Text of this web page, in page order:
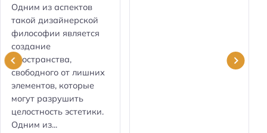
Одним из аспектов
такой дизайнерской
философии является
создание
пространства,
свободного от лишних
элементов, которые
могут разрушить
целостность эстетики.
Одним из...